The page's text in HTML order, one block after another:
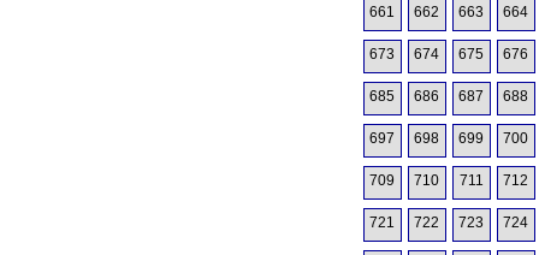
661 662 663 664
673 674 675 676
685 686 687 688
697 698 699 700
709 710 711 712
721 722 723 724